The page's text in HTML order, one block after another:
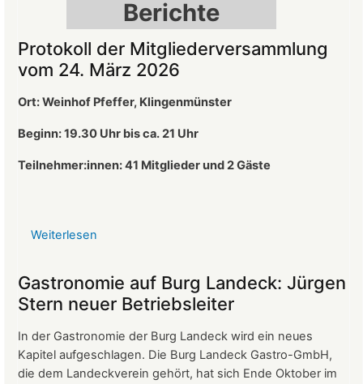
Berichte
Protokoll der Mitgliederversammlung
vom 24. März 2026
Ort: Weinhof Pfeffer, Klingenmünster
Beginn: 19.30 Uhr bis ca. 21 Uhr
Teilnehmer:innen: 41 Mitglieder und 2 Gäste
Weiterlesen
der
Mitgliederversammlung
vom
März
2026
Gastronomie auf Burg Landeck: Jürgen
Stern neuer Betriebsleiter
In der Gastronomie der Burg Landeck wird ein neues
Kapitel aufgeschlagen. Die Burg Landeck Gastro-GmbH,
die dem Landeckverein gehört, hat sich Ende Oktober im